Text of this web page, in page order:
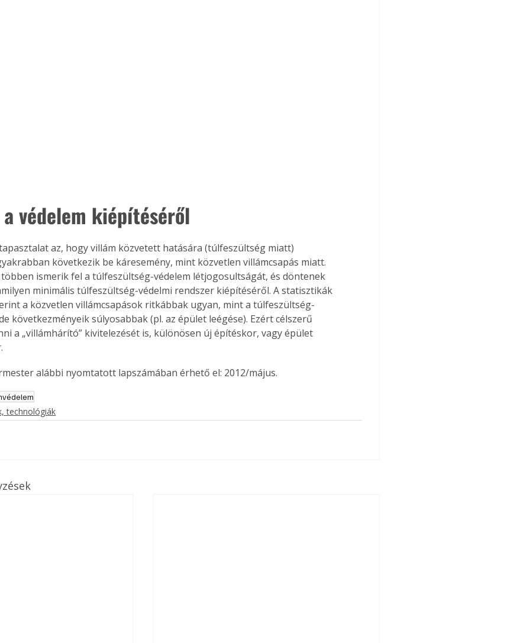
védelem kiépítéséről
az, hogy villám közvetett hatására (túlfeszültség miatt)
következik be káresemény, mint közvetlen villámcsapás miatt.
ismerik fel a túlfeszültség-védelem létjogosultságát, és döntenek
minimális túlfeszültség-védelmi rendszer kiépítéséről. A statisztikák
a közvetlen villámcsapások ritkábbak ugyan, mint a túlfeszültség-
következményeik súlyosabbak (pl. az épület leégése). Ezért célszerű
a „villámhárító” kivitelezését is, különösen új építéskor, vagy épület
alábbi nyomtatott lapszámában érhető el: 2012/május.
technológiák